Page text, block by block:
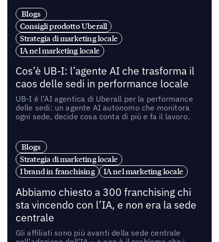
Blogs
Consigli prodotto Uberall
Strategia di marketing locale
IA nel marketing locale
Cos’è UB-I: l’agente AI che trasforma il
caos delle sedi in performance locale
UB-I è l’AI agentica di Uberall per la performance
delle sedi: un agente AI autonomo che monitora
ogni sede, decide cosa conta di più e fa il lavoro.
Blogs
Strategia di marketing locale
I brand in franchising
IA nel marketing locale
Abbiamo chiesto a 300 franchising chi
sta vincendo con l’IA, e non era la sede
centrale
Gli affiliati sono più avanti della sede centrale